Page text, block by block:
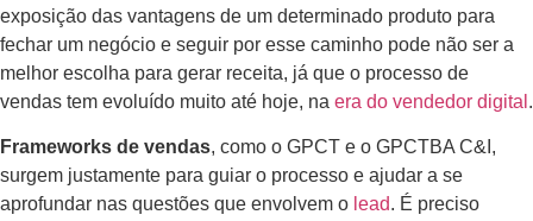
exposição das vantagens de um determinado produto para
fechar um negócio e seguir por esse caminho pode não ser a
melhor escolha para gerar receita, já que o processo de
vendas tem evoluído muito até hoje, na era do vendedor digital .
Frameworks de vendas, como o GPCT e o GPCTBA C&I,
surgem justamente para guiar o processo e ajudar a se
aprofundar nas questões que envolvem o lead. É preciso